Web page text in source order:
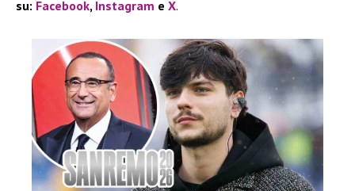
su: Facebook, Instagram e X.